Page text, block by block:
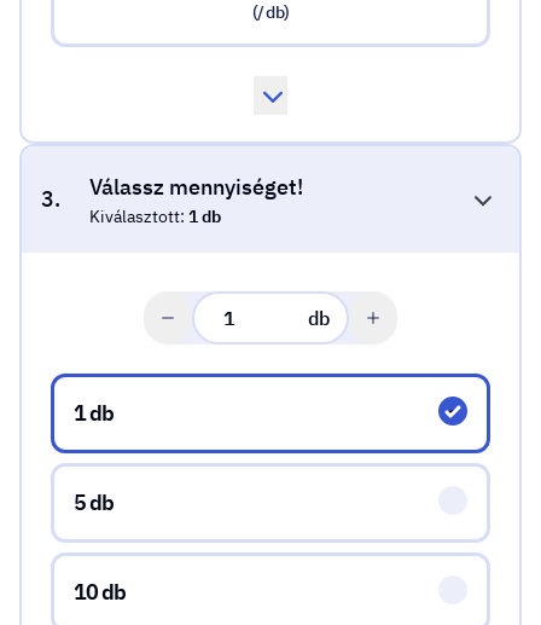
(/ db)
3. Válassz mennyiséget!
Kiválasztott: 1 db
db
Válassz mennyiséget!
1 db
5 db
10 db